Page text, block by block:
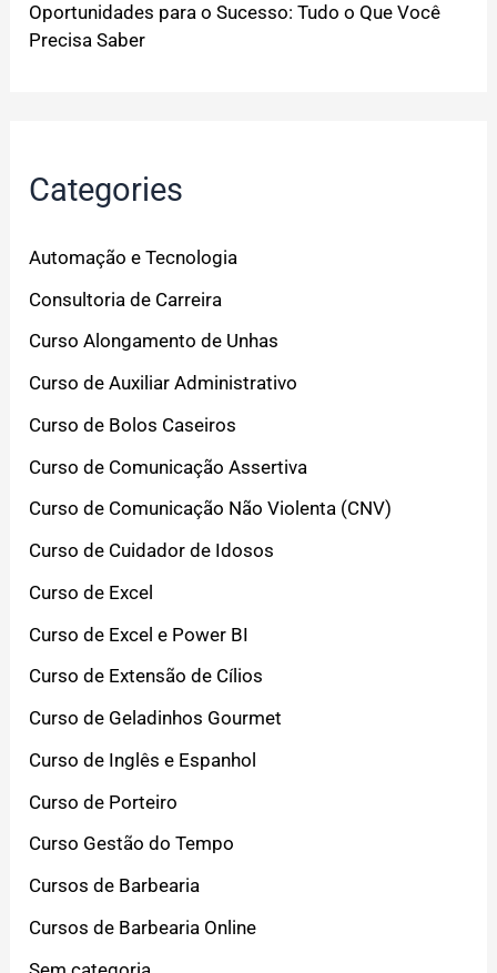
Oportunidades para o Sucesso: Tudo o Que Você
Precisa Saber
Categories
Automação e Tecnologia
Consultoria de Carreira
Curso Alongamento de Unhas
Curso de Auxiliar Administrativo
Curso de Bolos Caseiros
Curso de Comunicação Assertiva
Curso de Comunicação Não Violenta (CNV)
Curso de Cuidador de Idosos
Curso de Excel
Curso de Excel e Power BI
Curso de Extensão de Cílios
Curso de Geladinhos Gourmet
Curso de Inglês e Espanhol
Curso de Porteiro
Curso Gestão do Tempo
Cursos de Barbearia
Cursos de Barbearia Online